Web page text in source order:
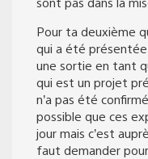
Pour ta deuxième
qui a été présentée
une sortie en tant
qui est un projet
n’a pas été
possible que ces
jour mais c’est
faut demander